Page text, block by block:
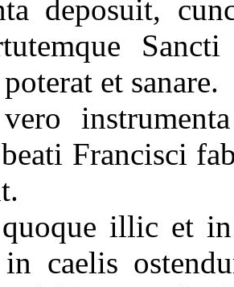
deposuit,
et sanare.
Francisci
illic et
in caelis